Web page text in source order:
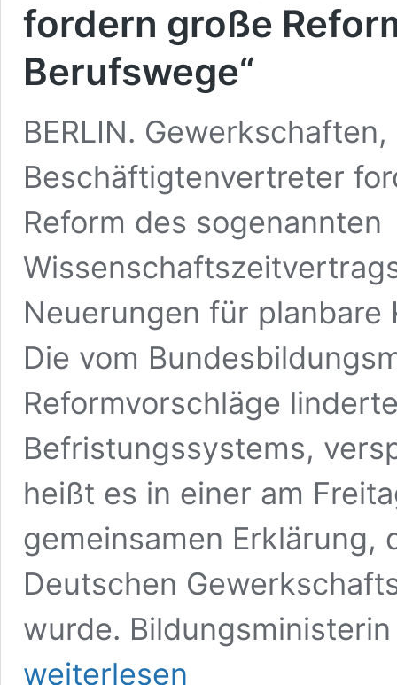
fordern große
Berufswege“
BERLIN.
Beschäftigtenvertreter
Reform des sogenannten
Neuerungen für
Die vom
Reformvorschläge
Befristungssystems,
heißt es in einer am
gemeinsamen Erklärung,
Deutschen
wurde.
weiterlesen